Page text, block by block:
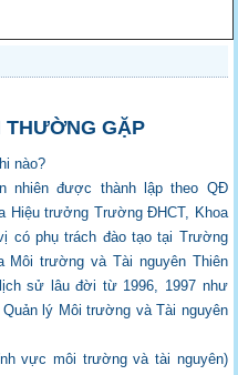
THƯỜNG GẶP
nào?
nhiên được thành lập theo QĐ
Hiệu trưởng Trường ĐHCT, Khoa
có phụ trách đào tạo tại Trường
Môi trườngvà Tài nguyên Thiên
sử lâu đời từ 1996, 1997 như
lý Môi trường và Tài nguyên
vực môi trường và tài nguyên)